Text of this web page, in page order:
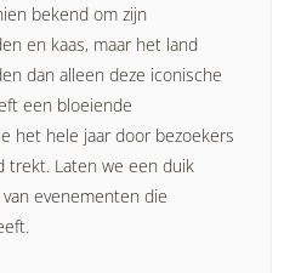
bekend om zijn
en kaas, maar het land
dan alleen deze iconische
een bloeiende
het hele jaar door bezoekers
trekt. Laten we een duik
evenementen die